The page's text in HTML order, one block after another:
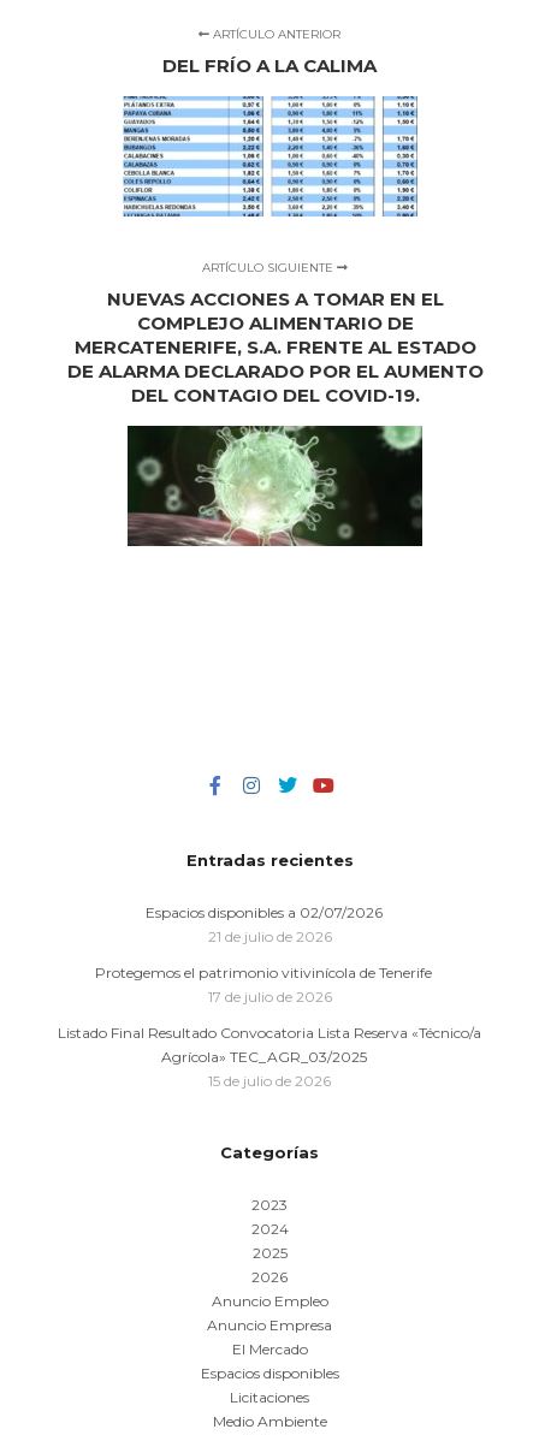
ARTÍCULO ANTERIOR
DEL FRÍO A LA CALIMA
ARTÍCULO SIGUIENTE
NUEVAS ACCIONES A TOMAR EN EL
COMPLEJO ALIMENTARIO DE
MERCATENERIFE, S.A. FRENTE AL ESTADO
DE ALARMA DECLARADO POR EL AUMENTO
DEL CONTAGIO DEL COVID-19.
Entradas recientes
Espacios disponibles a 02/07/2026
21 de julio de 2026
Protegemos el patrimonio vitivinícola de Tenerife
17 de julio de 2026
Listado Final Resultado Convocatoria Lista Reserva «Técnico/a
Agrícola» TEC_AGR_03/2025
15 de julio de 2026
Categorías
2023
2024
2025
2026
Anuncio Empleo
Anuncio Empresa
El Mercado
Espacios disponibles
Licitaciones
Medio Ambiente